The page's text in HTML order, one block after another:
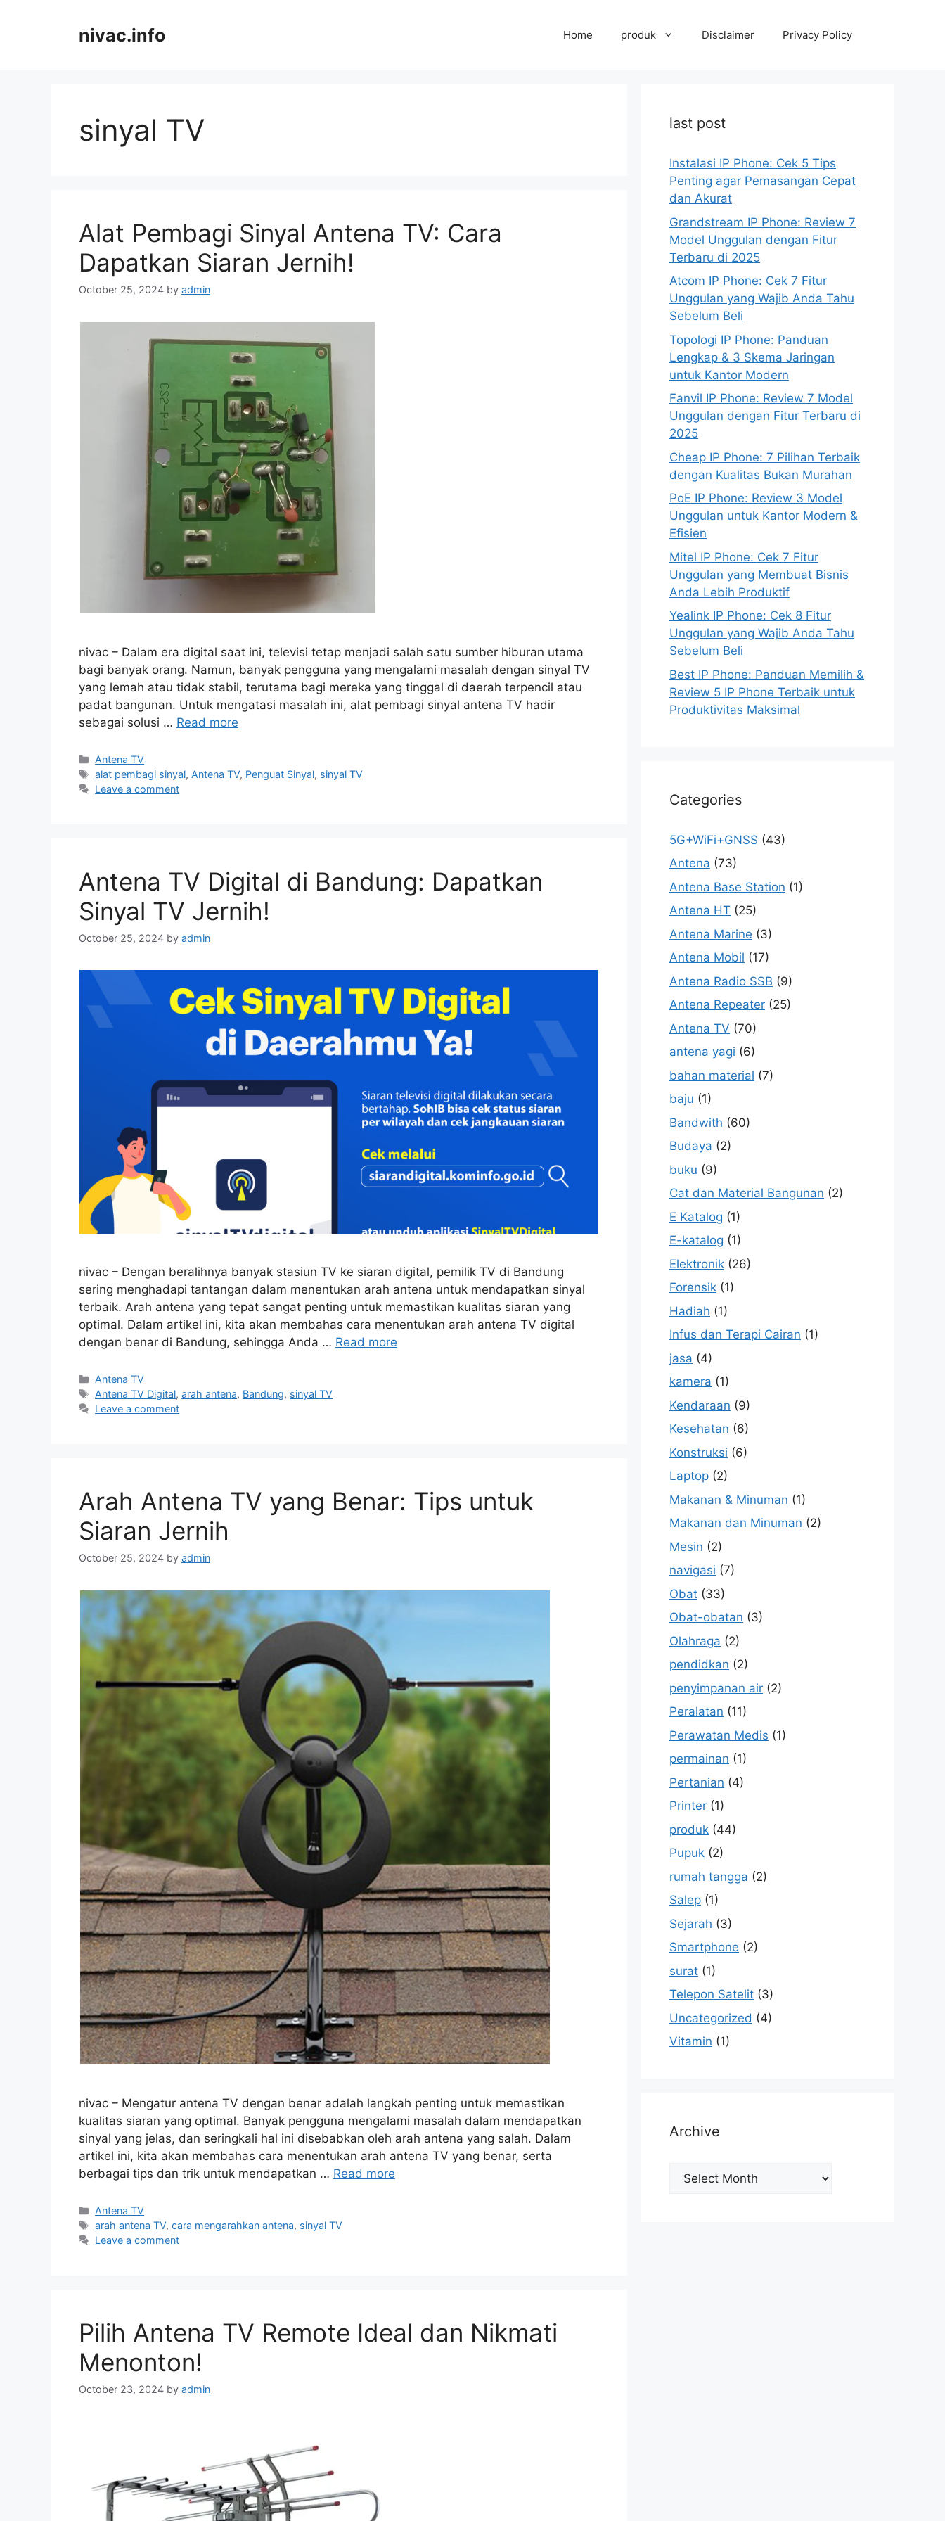
nivac.info Home produk Disclaimer Privacy Policy
sinyal TV
Alat Pembagi Sinyal Antena TV: Cara
Dapatkan Siaran Jernih!
October 25, 2024 by admin
nivac – Dalam era digital saat ini, televisi tetap menjadi salah satu sumber hiburan utama
bagi banyak orang. Namun, banyak pengguna yang mengalami masalah dengan sinyal TV
yang lemah atau tidak stabil, terutama bagi mereka yang tinggal di daerah terpencil atau
padat bangunan. Untuk mengatasi masalah ini, alat pembagi sinyal antena TV hadir
sebagai solusi … Read more
Categories
Antena TV
Tags
alat pembagi sinyal, Antena TV, Penguat Sinyal, sinyal TV
Leave a comment
Antena TV Digital di Bandung: Dapatkan
Sinyal TV Jernih!
October 25, 2024 by admin
nivac – Dengan beralihnya banyak stasiun TV ke siaran digital, pemilik TV di Bandung
sering menghadapi tantangan dalam menentukan arah antena untuk mendapatkan sinyal
terbaik. Arah antena yang tepat sangat penting untuk memastikan kualitas siaran yang
optimal. Dalam artikel ini, kita akan membahas cara menentukan arah antena TV digital
dengan benar di Bandung, sehingga Anda … Read more
Categories
Antena TV
Tags
Antena TV Digital,arah antena, Bandung, sinyal TV
Leave a comment
Arah Antena TV yang Benar: Tips untuk
Siaran Jernih
October 25, 2024 by admin
nivac – Mengatur antena TV dengan benar adalah langkah penting untuk memastikan
kualitas siaran yang optimal. Banyak pengguna mengalami masalah dalam mendapatkan
sinyal yang jelas, dan seringkali hal ini disebabkan oleh arah antena yang salah. Dalam
artikel ini, kita akan membahas cara menentukan arah antena TV yang benar, serta
berbagai tips dan trik untuk mendapatkan … Read more
Categories
Antena TV
Tags
arah antena TV,cara mengarahkan antena, sinyal TV
Leave a comment
Pilih Antena TV Remote Ideal dan Nikmati
Menonton!
October 23, 2024 by admin
last post
Instalasi IP Phone: Cek 5 Tips
Penting agar Pemasangan Cepat
dan Akurat
Grandstream IP Phone: Review 7
Model Unggulan dengan Fitur
Terbaru di 2025
Atcom IP Phone: Cek 7 Fitur
Unggulan yang Wajib Anda Tahu
Sebelum Beli
Topologi IP Phone: Panduan
Lengkap & 3 Skema Jaringan
untuk Kantor Modern
Fanvil IP Phone: Review 7 Model
Unggulan dengan Fitur Terbaru di
2025
Cheap IP Phone: 7 Pilihan Terbaik
dengan Kualitas Bukan Murahan
PoE IP Phone: Review 3 Model
Unggulan untuk Kantor Modern &
Efisien
Mitel IP Phone: Cek 7 Fitur
Unggulan yang Membuat Bisnis
Anda Lebih Produktif
Yealink IP Phone: Cek 8 Fitur
Unggulan yang Wajib Anda Tahu
Sebelum Beli
Best IP Phone: Panduan Memilih &
Review 5 IP Phone Terbaik untuk
Produktivitas Maksimal
Categories
5G+WiFi+GNSS (43)
Antena (73)
Antena Base Station (1)
Antena HT (25)
Antena Marine (3)
Antena Mobil (17)
Antena Radio SSB (9)
Antena Repeater (25)
Antena TV (70)
antena yagi (6)
bahan material (7)
baju (1)
Bandwith (60)
Budaya (2)
buku (9)
Cat dan Material Bangunan (2)
E Katalog (1)
E-katalog (1)
Elektronik (26)
Forensik (1)
Hadiah (1)
Infus dan Terapi Cairan (1)
jasa (4)
kamera (1)
Kendaraan (9)
Kesehatan (6)
Konstruksi (6)
Laptop (2)
Makanan & Minuman (1)
Makanan dan Minuman (2)
Mesin (2)
navigasi (7)
Obat (33)
Obat-obatan (3)
Olahraga (2)
pendidkan (2)
penyimpanan air (2)
Peralatan (11)
Perawatan Medis (1)
permainan (1)
Pertanian (4)
Printer (1)
produk (44)
Pupuk (2)
rumah tangga (2)
Salep (1)
Sejarah (3)
Smartphone (2)
surat (1)
Telepon Satelit (3)
Uncategorized (4)
Vitamin (1)
Archive
Archive